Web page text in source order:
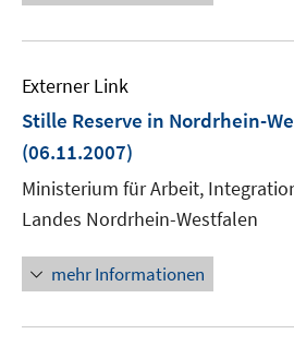
Externer Link
Stille Reserve in Nordrhein-
(06.11.2007)
Ministerium für Arbeit,
Landes Nordrhein-Westfalen
mehr Informationen